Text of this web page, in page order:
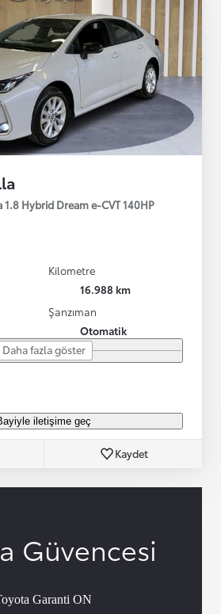
Hybrid Dream e-CVT 140HP
Kilometre
16.988 km
Şanzıman
Otomatik
Daha fazla göster
iletişime geç
Kaydet
Güvencesi
Garanti ON